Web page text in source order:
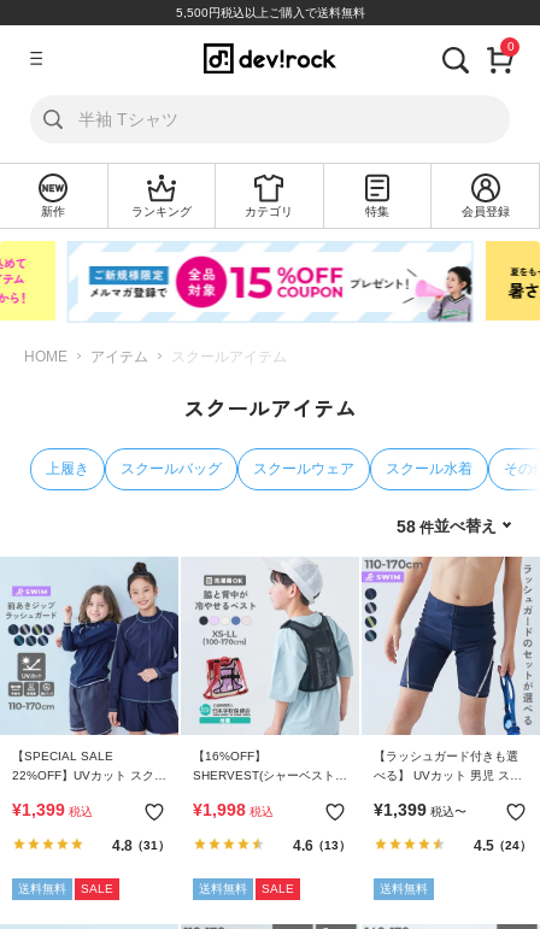
5,500円税込以上ご購入で送料無料
ロ
新
カ
リ
か
ら
探
す
ラ
ン
キ
ン
グ
ら
0
新作 ランキング カテゴリ 特集 会員登録
HOME アイテム スクールアイテム
スクールアイテム
上履き スクールバッグ スクールウェア スクール水着 その
並べ替え
58
【SPECIAL SALE
22%OFF】UVカット スクー
ード
¥1,399 税込
4.8（31）
送料無料 SALE
【16%OFF】
SHERVEST(シャーベスト)
やせる メッシュベスト
¥1,998 税込
4.6（13）
送料無料 SALE
【ラッシュガード付きも選
べる】 UVカット 男児 スク
¥1,399 税込〜
4.5（24）
送料無料